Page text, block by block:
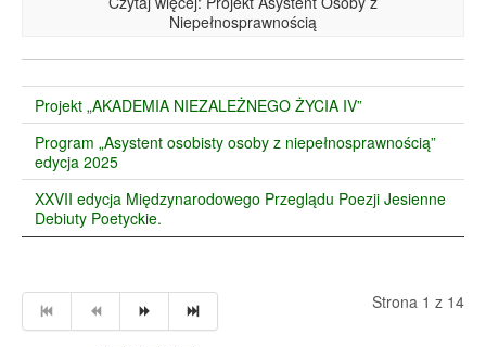
Niepełnosprawnością
Projekt „AKADEMIA NIEZALEŻNEGO ŻYCIA IV”
Program „Asystent osobisty osoby z niepełnosprawnością”
edycja 2025
XXVII edycja Międzynarodowego Przeglądu Poezji Jesienne
Debiuty Poetyckie.
Strona 1 z 14